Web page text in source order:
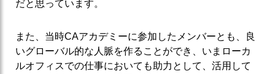
だと思っています。
また、当時CAアカデミーに参加したメンバーとも、良
いグローバル的な人脈を作ることができ、いまローカ
ルオフィスでの仕事においても助力として、活用して